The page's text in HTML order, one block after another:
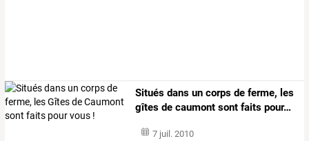
Situés dans un corps de ferme, les
gîtes de caumont sont faits pour…
7 juil. 2010